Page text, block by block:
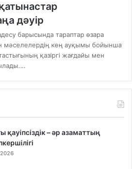
дәуір
барысында тараптар өзара
мәселелердің кең ауқымы бойынша
қазіргі жағдайы мен
қауіпсіздік – әр азаматтың